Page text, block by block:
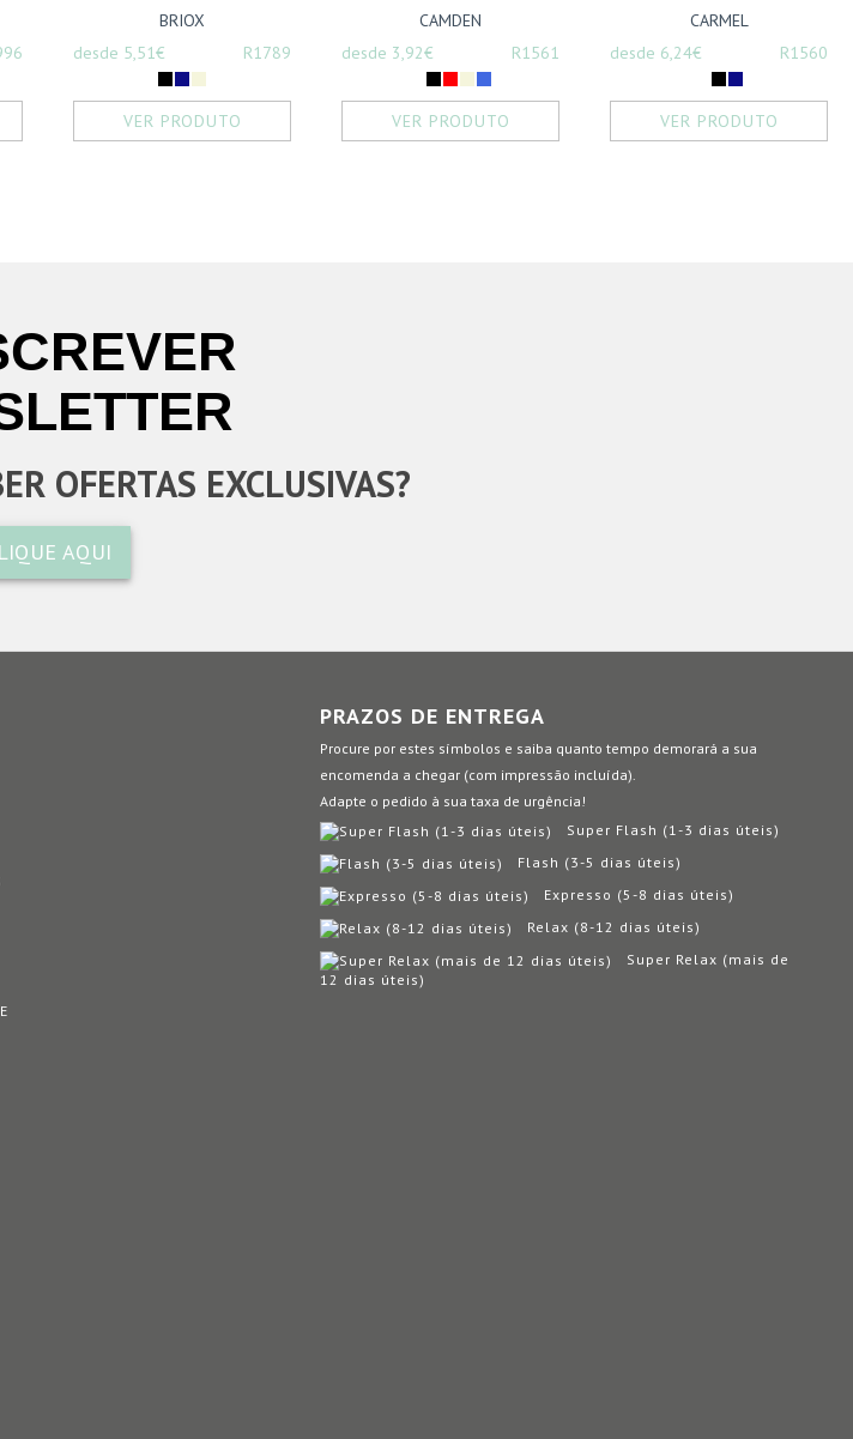
BRIOX
desde 5,51€
R1789
VER PRODUTO
CAMDEN
desde 3,92€
R1561
VER PRODUTO
CARMEL
desde 6,24€
R1560
VER PRODUTO
OFERTAS EXCLUSIVAS?
AQUI
PRAZOS DE ENTREGA
Procure por estes símbolos e saiba quanto tempo demorará a sua
encomenda a chegar (com impressão incluída).
Adapte o pedido à sua taxa de urgência!
Super Flash (1-3 dias úteis)
Flash (3-5 dias úteis)
Expresso (5-8 dias úteis)
Relax (8-12 dias úteis)
Super Relax (mais de
12 dias úteis)